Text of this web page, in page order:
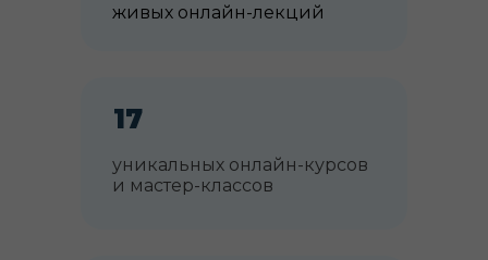
17
уникальных онлайн-курсов
и мастер-классов
живых онлайн-лекций